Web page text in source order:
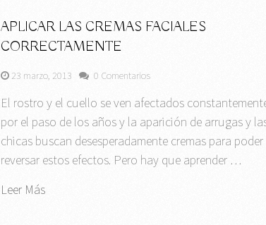
APLICAR LAS CREMAS FACIALES
CORRECTAMENTE
23 marzo, 2013 0 Comentarios
El rostro y el cuello se ven afectados
por el paso de los años y la aparición de arrugas y
chicas buscan desesperadamente cremas para poder
reversar estos efectos. Pero hay que aprender …
Leer Más